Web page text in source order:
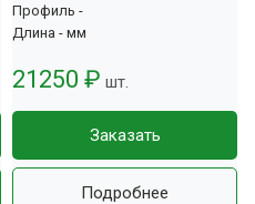
Профиль -
Длина - мм
21250 ₽ шт.
Заказать
Подробнее